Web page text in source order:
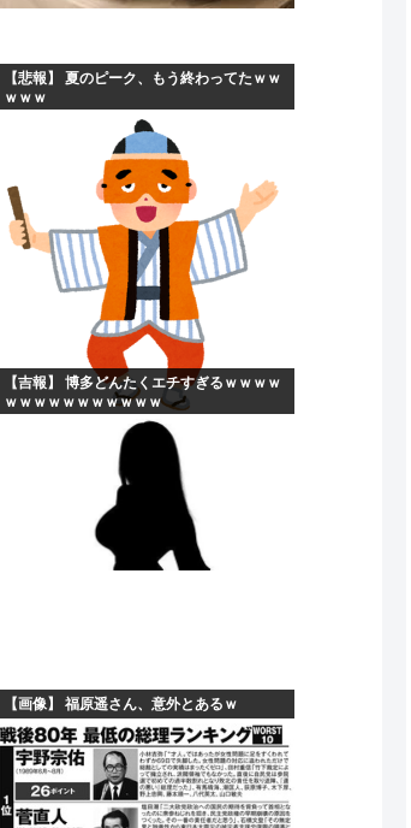
【悲報】 夏のピーク、もう終わってたｗｗ
ｗｗｗ
【吉報】 博多どんたくエチすぎるｗｗｗｗ
ｗｗｗｗｗｗｗｗｗｗｗ
【画像】 福原遥さん、意外とあるｗ